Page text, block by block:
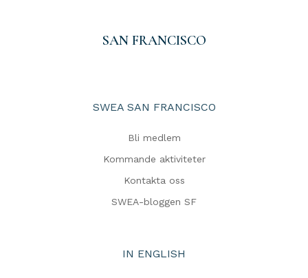
SAN FRANCISCO
SWEA SAN FRANCISCO
Bli medlem
Kommande aktiviteter
Kontakta oss
SWEA-bloggen SF
IN ENGLISH